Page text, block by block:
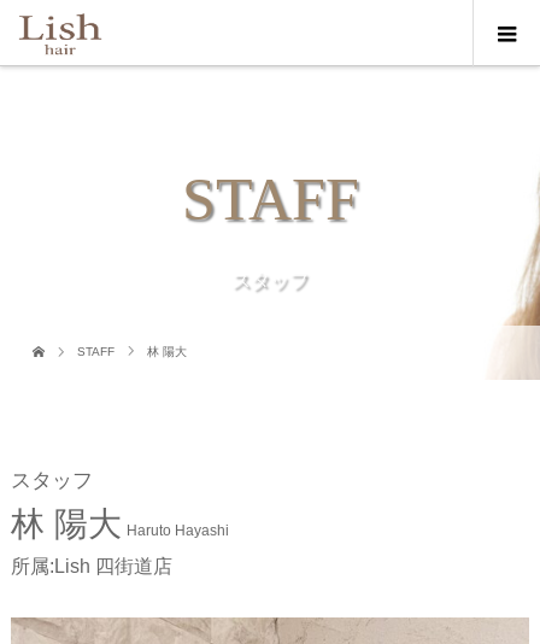
STAFF
スタッフ
STAFF 林 陽大
スタッフ
林 陽大 Haruto Hayashi
所属:Lish 四街道店